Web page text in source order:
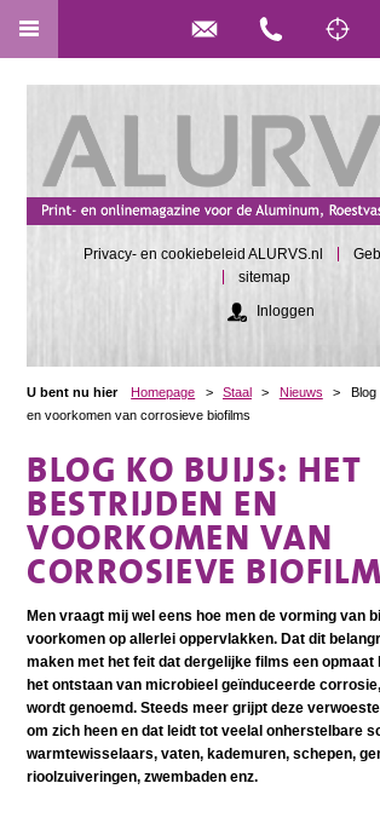
Privacy- en cookiebeleid ALURVS.nl
sitemap
Inloggen
U bent nu hier Homepage > Staal > Nieuws >
Blog
en voorkomen van corrosieve biofilms
BLOG KO BUIJS: HET
BESTRIJDEN EN
VOORKOMEN VAN
CORROSIEVE
Men vraagt mij wel eens hoe men de vorming van
voorkomen op allerlei oppervlakken. Dat dit
maken met het feit dat dergelijke films een opmaat
het ontstaan van microbieel geïnduceerde
wordt genoemd. Steeds meer grijpt deze
om zich heen en dat leidt tot veelal onherstelbare
warmtewisselaars, vaten, kademuren, schepen,
rioolzuiveringen, zwembaden enz.